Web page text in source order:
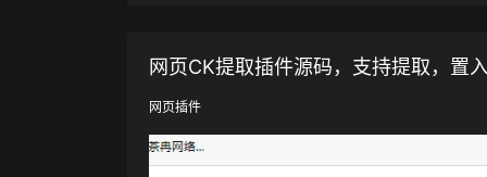
网页CK提取插件源码，支持提取，置
网页插件